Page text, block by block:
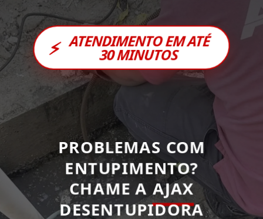
⚡ ATENDIMENTO EM ATÉ
30 MINUTOS
PROBLEMAS COM
ENTUPIMENTO?
CHAME A AJAX
DESENTUPIDORA